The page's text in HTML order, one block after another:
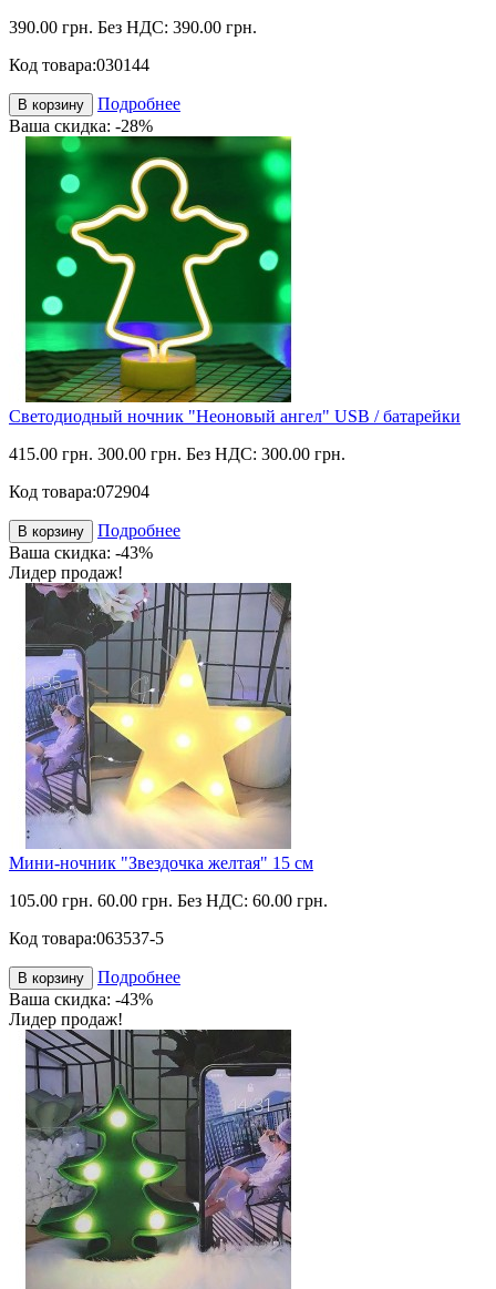
390.00 грн. Без НДС: 390.00 грн.
Код товара:030144
В корзину
Подробнее
Ваша скидка: -28%
Светодиодный ночник "Неоновый ангел" USB / батарейки
415.00 грн. 300.00 грн. Без НДС: 300.00 грн.
Код товара:072904
В корзину
Подробнее
Ваша скидка: -43%
Лидер продаж!
Мини-ночник "Звездочка желтая" 15 см
105.00 грн. 60.00 грн. Без НДС: 60.00 грн.
Код товара:063537-5
В корзину
Подробнее
Ваша скидка: -43%
Лидер продаж!